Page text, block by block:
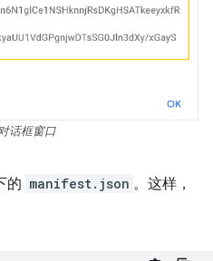
话框窗口
的 manifest.json 。这样，